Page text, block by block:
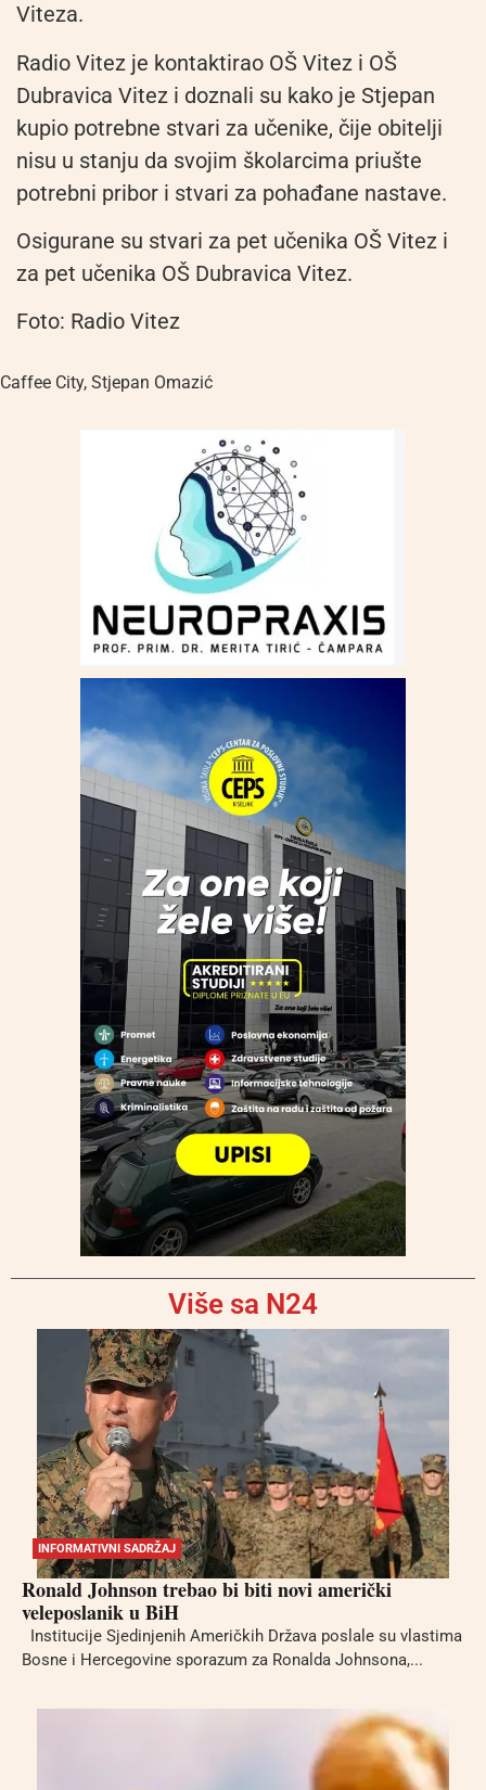
Viteza.
Radio Vitez je kontaktirao OŠ Vitez i OŠ
Dubravica Vitez i doznali su kako je Stjepan
kupio potrebne stvari za učenike, čije obitelji
nisu u stanju da svojim školarcima priušte
potrebni pribor i stvari za pohađane nastave.
Osigurane su stvari za pet učenika OŠ Vitez i
za pet učenika OŠ Dubravica Vitez.
Foto: Radio Vitez
Caffee City, Stjepan Omazić
Više sa N24
INFORMATIVNI SADRŽAJ
Ronald Johnson trebao bi biti novi američki
veleposlanik u BiH
Institucije Sjedinjenih Američkih Država poslale su vlastima
Bosne i Hercegovine sporazum za Ronalda Johnsona,...